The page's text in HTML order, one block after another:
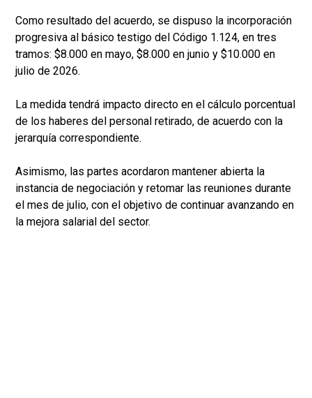
Como resultado del acuerdo, se dispuso la incorporación
progresiva al básico testigo del Código 1.124, en tres
tramos: $8.000 en mayo, $8.000 en junio y $10.000 en
julio de 2026.
La medida tendrá impacto directo en el cálculo porcentual
de los haberes del personal retirado, de acuerdo con la
jerarquía correspondiente.
Asimismo, las partes acordaron mantener abierta la
instancia de negociación y retomar las reuniones durante
el mes de julio, con el objetivo de continuar avanzando en
la mejora salarial del sector.